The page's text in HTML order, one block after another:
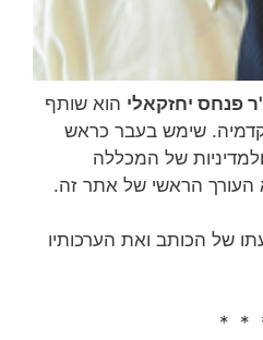
פנחס יחזקאלי הוא שותף
שימש בעבר כראש
ולמדיניות של המכללה
העורך הראשי של אתר זה.
של הכותב ואת הערכותיו
* *